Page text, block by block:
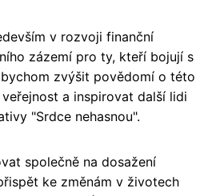
v rozvoji finanční
zázemí pro ty, kteří bojují s
zvýšit povědomí o této
a inspirovat další lidi
"Srdce nehasnou".
společně na dosažení
ke změnám v životech